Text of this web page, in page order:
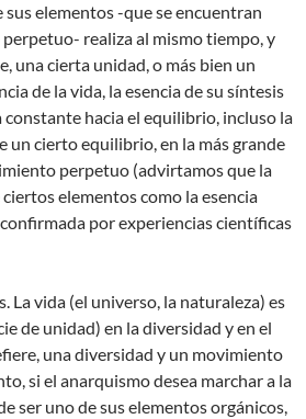
sus elementos -que se encuentran
realiza al mismo tiempo, y
una cierta unidad, o más bien un
de la vida, la esencia de su síntesis
constante hacia el equilibrio, incluso la
un cierto equilibrio, en la más grande
perpetuo (advirtamos que la
elementos como la esencia
por experiencias científicas
La vida (el universo, la naturaleza) es
de unidad) en la diversidad y en el
una diversidad y un movimiento
si el anarquismo desea marchar a la
ser uno de sus elementos orgánicos,